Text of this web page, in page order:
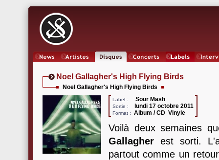
Noel Gallagher's High Flying Birds
Noel Gallagher's High Flying Birds
Label : Sour Mash
Sortie : lundi 17 octobre 2011
Format : Album / CD Vinyle
Voilà deux semaines
Gallagher est sorti.
partout comme un